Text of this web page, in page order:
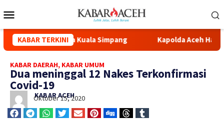
KABAR TERKINI
Masjid Syuhada Kuala Simpang Kapolda Aceh Hadiri
KABAR DAERAH, KABAR UMUM
Dua meninggal 12 Nakes Terkonfirmasi
Covid-19
KABAR ACEH
Oktober 15, 2020